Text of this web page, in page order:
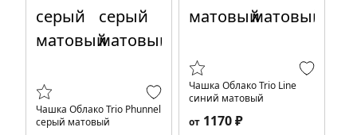
Чашка Облако Trio Phunnel
серый матовый
Чашка Облако Trio Line
синий матовый
от 1170 ₽